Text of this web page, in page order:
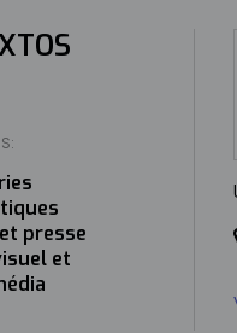
presse
et